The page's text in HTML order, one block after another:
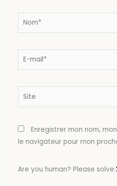
Nom*
E-
mail*
Site
Enregistrer mon nom,
le navigateur pour mon
Are you human? Please solve: